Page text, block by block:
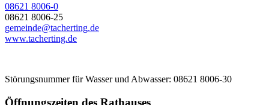
08621 8006-0
08621 8006-25
gemeinde@tacherting.de
www.tacherting.de
Störungsnummer für Wasser und Abwasser: 08621 8006-30
Öffnungszeiten des Rathauses